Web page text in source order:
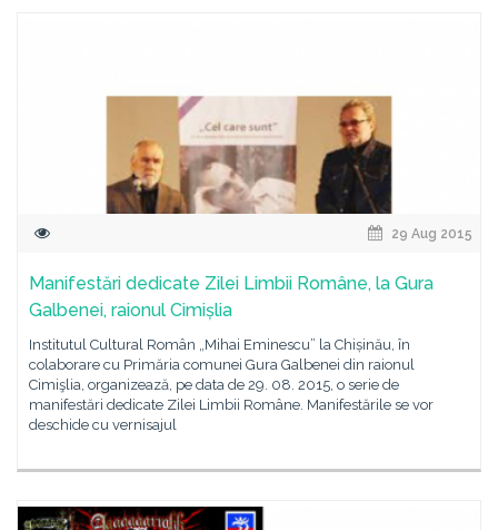
29 Aug 2015
Manifestări dedicate Zilei Limbii Române, la Gura
Galbenei, raionul Cimișlia
Institutul Cultural Român „Mihai Eminescu” la Chișinău, în
colaborare cu Primăria comunei Gura Galbenei din raionul
Cimişlia, organizează, pe data de 29. 08. 2015, o serie de
manifestări dedicate Zilei Limbii Române. Manifestările se vor
deschide cu vernisajul